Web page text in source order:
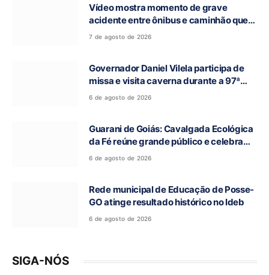
Vídeo mostra momento de grave
acidente entre ônibus e caminhão que
deixou cinco mortos na GO-010, em
7 de agosto de 2026
Governador Daniel Vilela participa de
missa e visita caverna durante a 97ª
Romaria do Bom Jesus da Lapa de Terra
6 de agosto de 2026
Guarani de Goiás: Cavalgada Ecológica
da Fé reúne grande público e celebra
tradição religiosa
6 de agosto de 2026
Rede municipal de Educação de Posse-
GO atinge resultado histórico no Ideb
6 de agosto de 2026
SIGA-NÓS